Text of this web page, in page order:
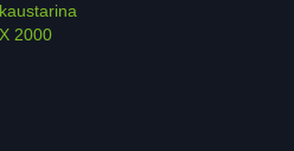
2000